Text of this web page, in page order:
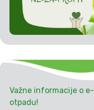
Važne informacije o e-
otpadu!